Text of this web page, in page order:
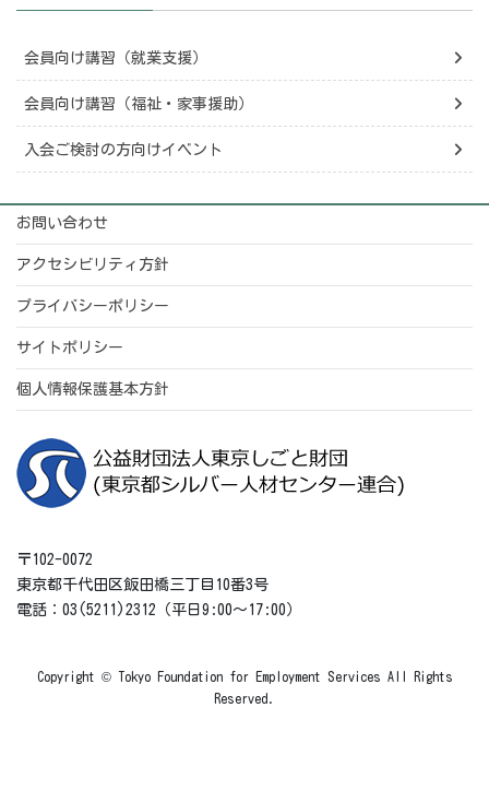
会員向け講習（就業支援）
会員向け講習（福祉・家事援助）
入会ご検討の方向けイベント
お問い合わせ
アクセシビリティ方針
プライバシーポリシー
サイトポリシー
個人情報保護基本方針
〒102-0072
東京都千代田区飯田橋三丁目10番3号
電話：03(5211)2312（平日9:00～17:00）
Copyright © Tokyo Foundation for Employment Services All Rights
Reserved.